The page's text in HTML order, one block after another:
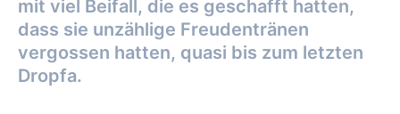
mit viel Beifall, die es geschafft hatten,
dass sie unzählige Freudentränen
vergossen hatten, quasi bis zum letzten
Dropfa.